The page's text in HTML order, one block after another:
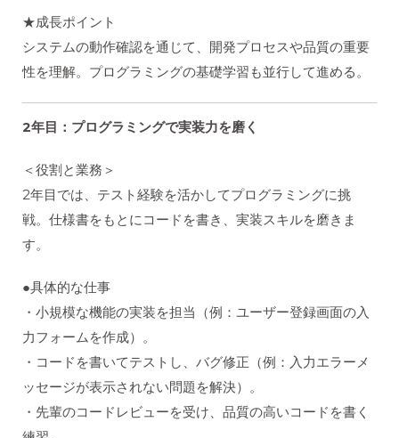
★成長ポイント
システムの動作確認を通じて、開発プロセスや品質の重要
性を理解。プログラミングの基礎学習も並行して進める。
2年目：プログラミングで実装力を磨く
＜役割と業務＞
2年目では、テスト経験を活かしてプログラミングに挑
戦。仕様書をもとにコードを書き、実装スキルを磨きま
す。
●具体的な仕事
・小規模な機能の実装を担当（例：ユーザー登録画面の入
力フォームを作成）。
・コードを書いてテストし、バグ修正（例：入力エラーメ
ッセージが表示されない問題を解決）。
・先輩のコードレビューを受け、品質の高いコードを書く